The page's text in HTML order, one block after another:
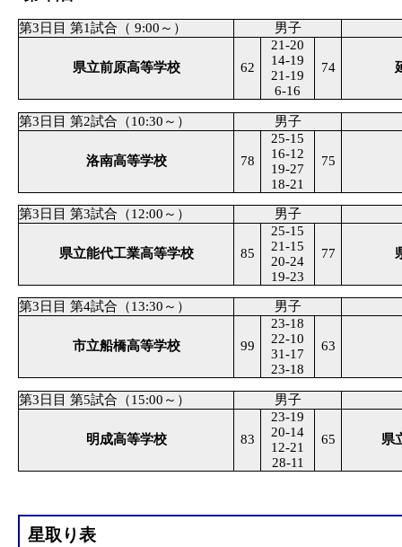
第3日目 第1試合（ 9:00～） 男子
県立前原高等学校 62
21-20
14-19
21-19
6-16
74
第3日目 第2試合（10:30～） 男子
洛南高等学校 78
25-15
16-12
19-27
18-21
75
第3日目 第3試合（12:00～） 男子
県立能代工業高等学校 85
25-15
21-15
20-24
19-23
77
第3日目 第4試合（13:30～） 男子
市立船橋高等学校 99
23-18
22-10
31-17
23-18
63
第3日目 第5試合（15:00～） 男子
明成高等学校 83
23-19
20-14
12-21
28-11
65 県
星取り表